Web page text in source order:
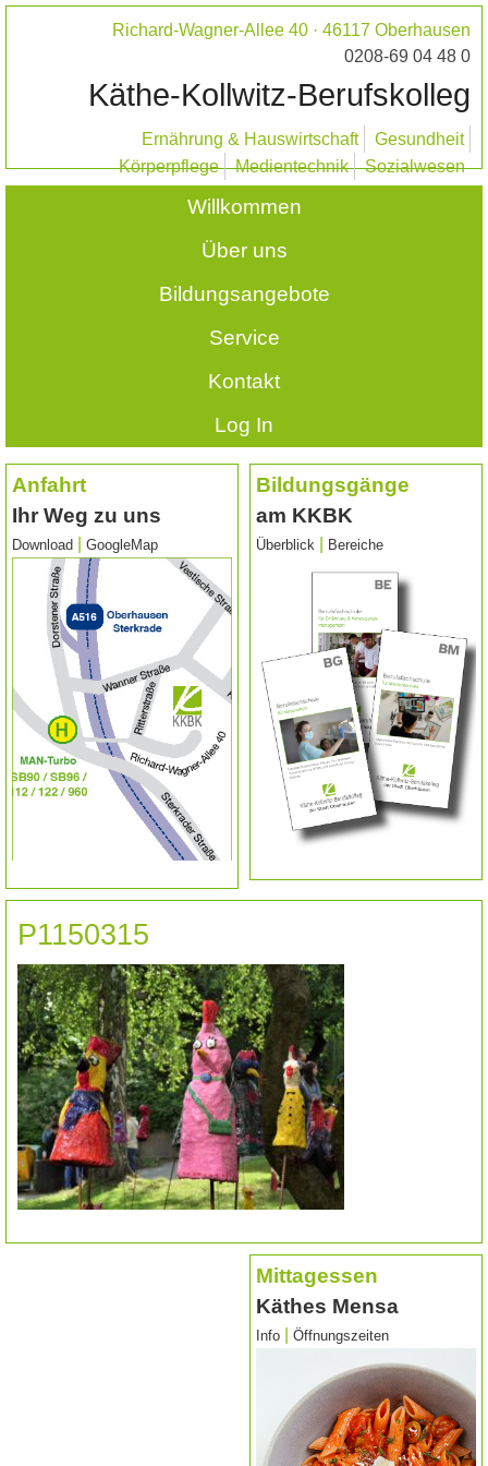
Richard-Wagner-Allee 40 · 46117 Oberhausen
0208-69 04 48 0
Käthe-Kollwitz-Berufskolleg
Ernährung & Hauswirtschaft
Gesundheit
Körperpflege
Medientechnik Sozialwesen
Willkommen
Über uns
Bildungsangebote
Service
Kontakt
Log In
Anfahrt
Ihr Weg zu uns
Download GoogleMap
Bildungsgänge
am KKBK
Überblick Bereiche
P1150315
Mittagessen
Käthes Mensa
Info Öffnungszeiten